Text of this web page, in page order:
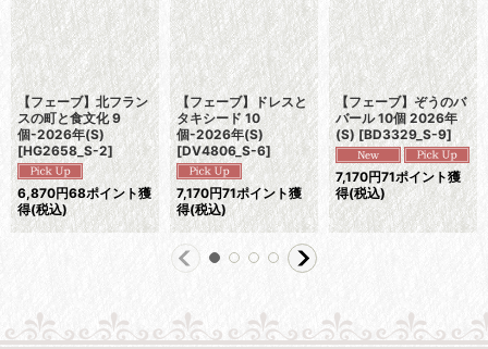
【フェーブ】北フラン
スの町と食文化 9
個-2026年(S)
[HG2658_S-2]
6,870円68ポイント獲
得(税込)
【フェーブ】ドレスと
タキシード 10
個-2026年(S)
[DV4806_S-6]
7,170円71ポイント獲
得(税込)
【フェーブ】ぞうのバ
バール 10個 2026年
(S) [BD3329_S-9]
7,170円71ポイント獲
得(税込)